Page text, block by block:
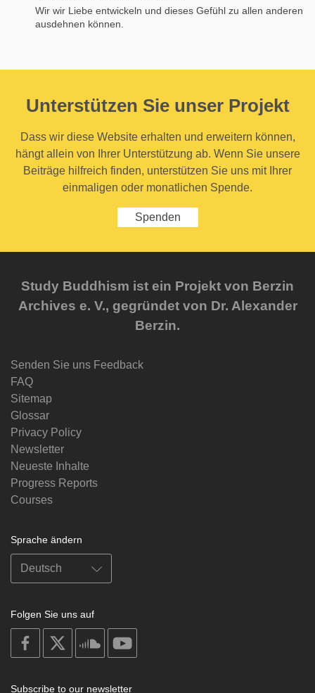
Wir wir Liebe entwickeln und dieses Gefühl zu allen anderen
ausdehnen können.
Unterstützen Sie unser Projekt
Dass wir diese Website erhalten und erweitern können,
hängt allein von Ihrer Unterstützung ab. Wenn Sie unsere
Beiträge hilfreich finden, unterstützen Sie uns mit Ihrer
einmaligen oder monatlichen Spende.
Spenden
Study Buddhism ist ein Projekt von Berzin
Archives e. V., gegründet von Dr. Alexander
Berzin.
Senden Sie uns Feedback
FAQ
Sitemap
Glossar
Privacy Policy
Newsletter
Neueste Inhalte
Progress Reports
Courses
Sprache ändern
Folgen Sie uns auf
on
facebook
on
on
soundcloud
Subscribe to our newsletter